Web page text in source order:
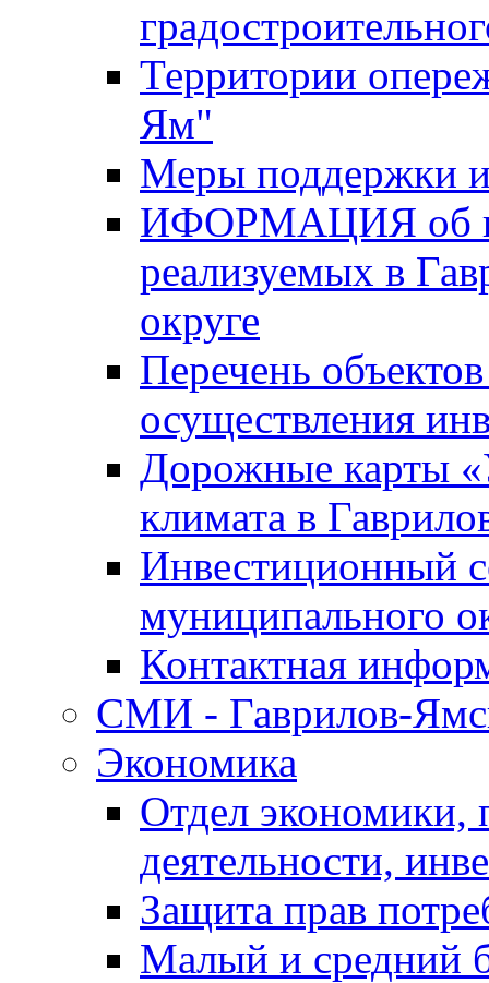
Территории
Ям"
Меры поддержки
ИФОРМАЦИЯ об
реализуемых в
округе
Перечень
осуществления
Дорожные карты
климата в
Инвестиционный
муниципального
Контактная
СМИ - Гаврилов-
Экономика
Отдел экономики,
деятельности,
Защита прав
Малый и средний